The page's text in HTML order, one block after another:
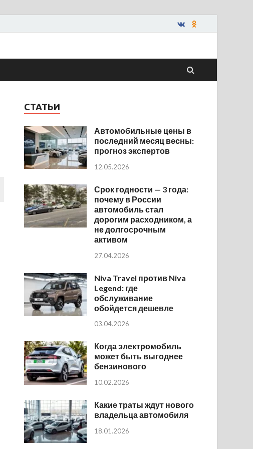
СТАТЬИ
Автомобильные цены в
последний месяц весны:
прогноз экспертов
12.05.2026
Срок годности — 3 года:
почему в России
автомобиль стал
дорогим расходником, а
не долгосрочным
активом
27.04.2026
Niva Travel против Niva
Legend: где
обслуживание
обойдется дешевле
03.04.2026
Когда электромобиль
может быть выгоднее
бензинового
10.02.2026
Какие траты ждут нового
владельца автомобиля
18.01.2026